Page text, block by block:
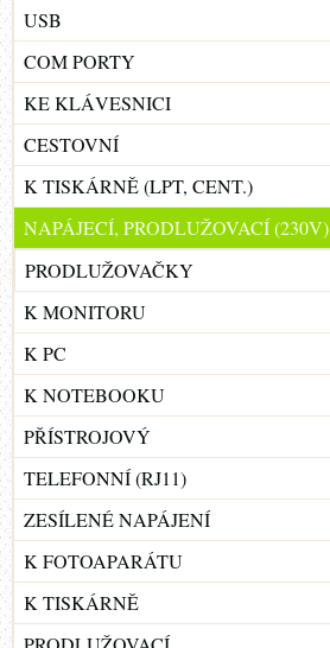
USB
COM PORTY
KE KLÁVESNICI
CESTOVNÍ
K TISKÁRNĚ (LPT, CENT.)
NAPÁJECÍ, PRODLUŽOVACÍ (230V)
PRODLUŽOVAČKY
K MONITORU
K PC
K NOTEBOOKU
PŘÍSTROJOVÝ
TELEFONNÍ (RJ11)
ZESÍLENÉ NAPÁJENÍ
K FOTOAPARÁTU
K TISKÁRNĚ